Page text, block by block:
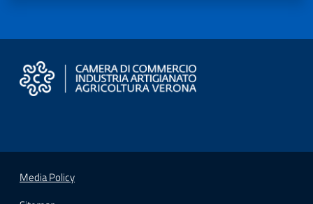
Media Policy